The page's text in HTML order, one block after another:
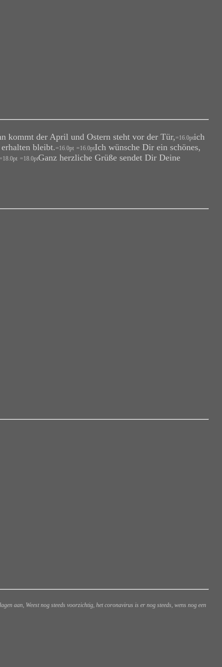
kommt der April und Ostern steht vor der Tür,=16.0ptich
bleibt.=16.0pt =16.0ptIch wünsche Dir ein schönes,
=18.0ptGanz herzliche Grüße sendet Dir Deine
aan, Weest nog steeds voorzichtig, het coronavirus is er nog steeds, wens nog een